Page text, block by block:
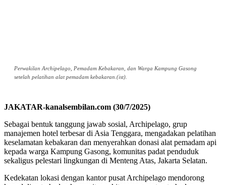
Perwakilan Archipelago, Pemadam Kebakaran, dan Warga Kampung Gasong
setelah pelatihan alat pemadam kebakaran.(ist).
JAKATAR-kanalsembilan.com (30/7/2025)
Sebagai bentuk tanggung jawab sosial, Archipelago, grup
manajemen hotel terbesar di Asia Tenggara, mengadakan pelatihan
keselamatan kebakaran dan menyerahkan donasi alat pemadam api
kepada warga Kampung Gasong, komunitas padat penduduk
sekaligus pelestari lingkungan di Menteng Atas, Jakarta Selatan.
Kedekatan lokasi dengan kantor pusat Archipelago mendorong